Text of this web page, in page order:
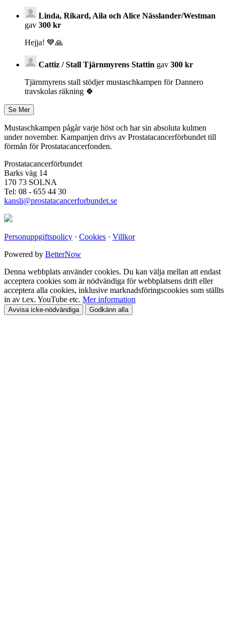
Linda, Rikard, Aila och Alice Nässlander/Westman
gav 300 kr
Hejja! 💙🙏
Cattiz / Stall Tjärnmyrens Stattin gav 300 kr
Tjärnmyrens stall stödjer mustaschkampen för Dannero
travskolas räkning 🍀
Mustaschkampen pågår varje höst och har sin absoluta kulmen
under november. Kampanjen drivs av Prostata­cancerförbundet till
förmån för Prostata­cancerfonden.
Prostatacancerförbundet
Barks väg 14
170 73 SOLNA
Tel: 08 - 655 44 30
kansli@prostatacancerforbundet.se
Personuppgiftspolicy · Cookies · Villkor
Powered by BetterNow
Denna webbplats använder cookies. Du kan välja mellan att endast
acceptera cookies som är nödvändiga för webbplatsens drift eller
acceptera alla cookies, inklusive marknadsföringscookies som ställts
in av t.ex. YouTube etc. Mer information
Avvisa icke-nödvändiga Godkänn alla